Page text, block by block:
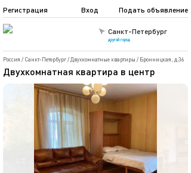
Санкт-Петербург
другой город
Подать объявление
Регистрация Вход
Россия / Санкт-Петербург/ Двухкомнатные квартиры / Бронницкая, д.36
Двухкомнатная квартира в центр